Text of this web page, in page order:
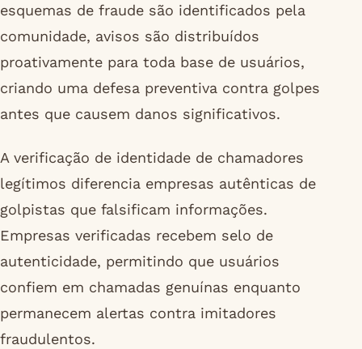
esquemas de fraude são identificados pela
comunidade, avisos são distribuídos
proativamente para toda base de usuários,
criando uma defesa preventiva contra golpes
antes que causem danos significativos.
A verificação de identidade de chamadores
legítimos diferencia empresas autênticas de
golpistas que falsificam informações.
Empresas verificadas recebem selo de
autenticidade, permitindo que usuários
confiem em chamadas genuínas enquanto
permanecem alertas contra imitadores
fraudulentos.